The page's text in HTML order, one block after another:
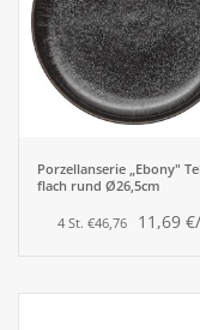
Porzellanserie „Ebony"
flach rund Ø26,5cm
4 St. €46,76 11,69